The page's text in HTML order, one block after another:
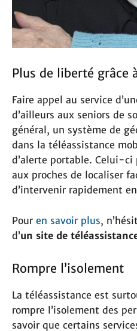
Plus de liberté grâce
Faire appel au service
d’ailleurs aux seniors de
général, un système de
dans la téléassistance
d’alerte portable. Celui-ci
aux proches de localiser
d’intervenir rapidement
Pour en savoir plus,
d’un site de
Rompre l’isolement
La téléassistance est
rompre l’isolement des
savoir que certains